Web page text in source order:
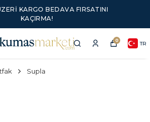
KARGO BEDAVA FIRSATINI
KAÇIRMA!
0 TR
Supla